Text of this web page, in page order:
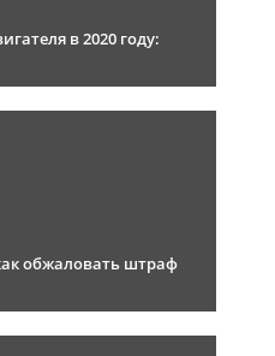
в 2020 году:
обжаловать штраф